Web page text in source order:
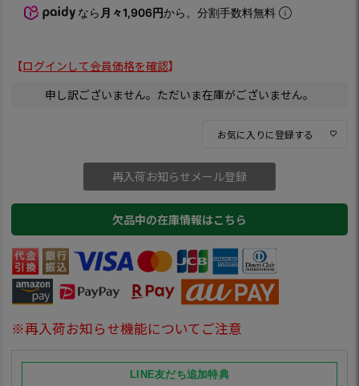
なら 月々1,906円から。分割手数料無料
【ログインして会員価格を確認】
申し訳ございません。ただいま在庫がございません。
お気に入りに登録する
再入荷お知らせメール登録
欠品中の在庫情報はこちら
※再入荷お知らせ機能についてご注意
LINE友だち追加特典